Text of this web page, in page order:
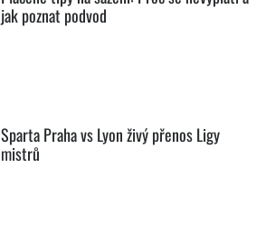
jak poznat podvod
Sparta Praha vs Lyon živý přenos Ligy
mistrů